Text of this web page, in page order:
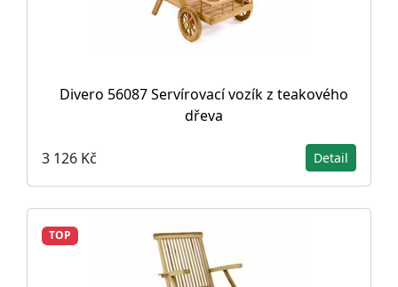
Divero 56087 Servírovací vozík z teakového
dřeva
3 126 Kč Detail
TOP